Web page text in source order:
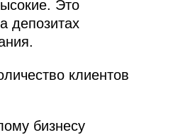
Это
депозитах
клиентов
бизнесу